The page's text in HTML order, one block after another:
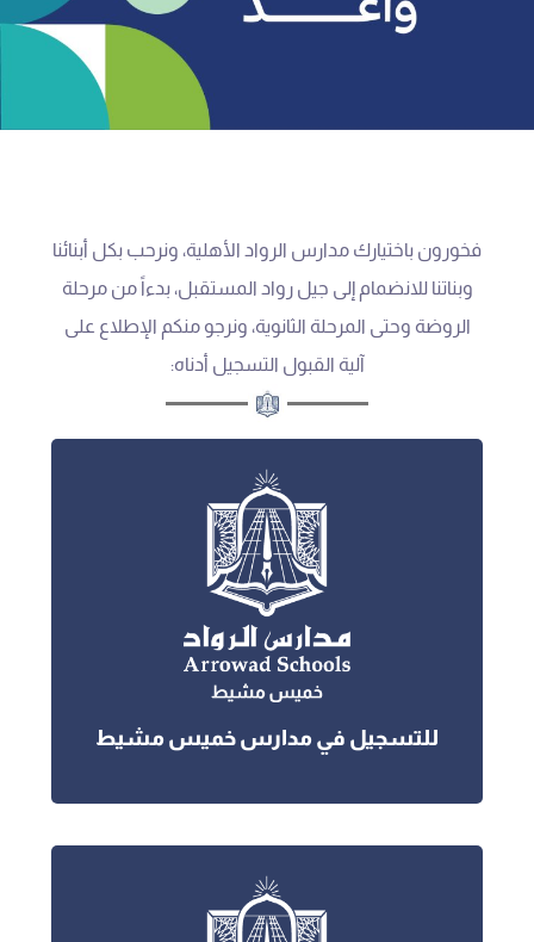
فخورون باختيارك مدارس الرواد الأهلية، ونرحب بكل أبنائنا
وبناتنا للانضمام إلى جيل رواد المستقبل، بدءاً من مرحلة
الروضة وحتى المرحلة الثانوية، ونرجو منكم الإطلاع على
آلية القبول التسجيل أدناه:
للتسجيل في مدارس خميس مشيط